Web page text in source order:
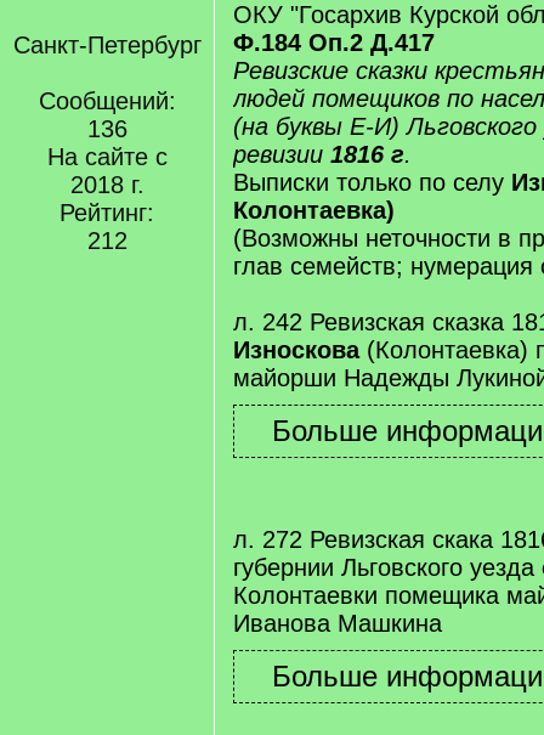
Санкт-Петербург
Сообщений:
136
На сайте с
2018 г.
Рейтинг:
212
ОКУ "Госархив Курской
Ф.184 Оп.2 Д.417
Ревизские сказки
людей помещиков по
(на буквы Е-И) Льговского
ревизии 1816 г.
Выписки только по селу
Колонтаевка)
(Возможны неточности в
глав семейств; нумерация
л. 242 Ревизская сказка
Износкова(Колонтаевка)
майорши Надежды
л. 272 Ревизская скака
губернии Льговского уезда
Колонтаевки помещика
Иванова Машкина